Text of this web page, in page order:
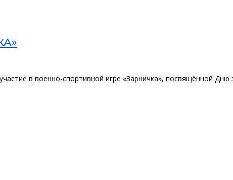
в военно-спортивной игре «Зарничка», посвящённой